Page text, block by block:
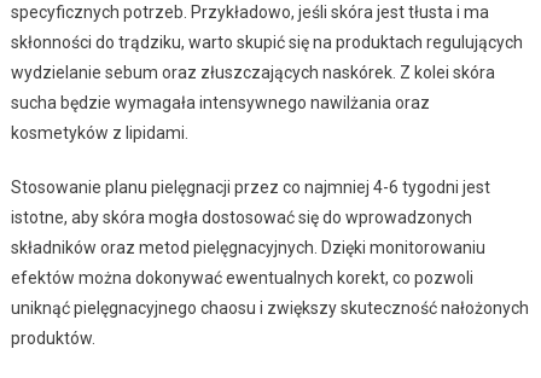
specyficznych potrzeb. Przykładowo, jeśli skóra jest tłusta i ma
skłonności do trądziku, warto skupić się na produktach regulujących
wydzielanie sebum oraz złuszczających naskórek. Z kolei skóra
sucha będzie wymagała intensywnego nawilżania oraz
kosmetyków z lipidami.
Stosowanie planu pielęgnacji przez co najmniej 4-6 tygodni jest
istotne, aby skóra mogła dostosować się do wprowadzonych
składników oraz metod pielęgnacyjnych. Dzięki monitorowaniu
efektów można dokonywać ewentualnych korekt, co pozwoli
uniknąć pielęgnacyjnego chaosu i zwiększy skuteczność nałożonych
produktów.